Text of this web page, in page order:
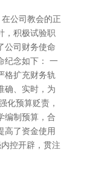
公司教会的正
，积极试验职
公司财务使命
纪念如下： 一
格扩充财务轨
确、实时，为
化预算贬责，
编制预算，合
高了资金使用
控开辟，贯注